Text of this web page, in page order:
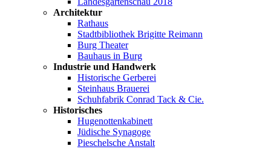
Architektur
Rathaus
Stadtbibliothek Brigitte Reimann
Burg Theater
Bauhaus in Burg
Industrie und Handwerk
Historische Gerberei
Steinhaus Brauerei
Schuhfabrik Conrad Tack & Cie.
Historisches
Hugenottenkabinett
Jüdische Synagoge
Pieschelsche Anstalt